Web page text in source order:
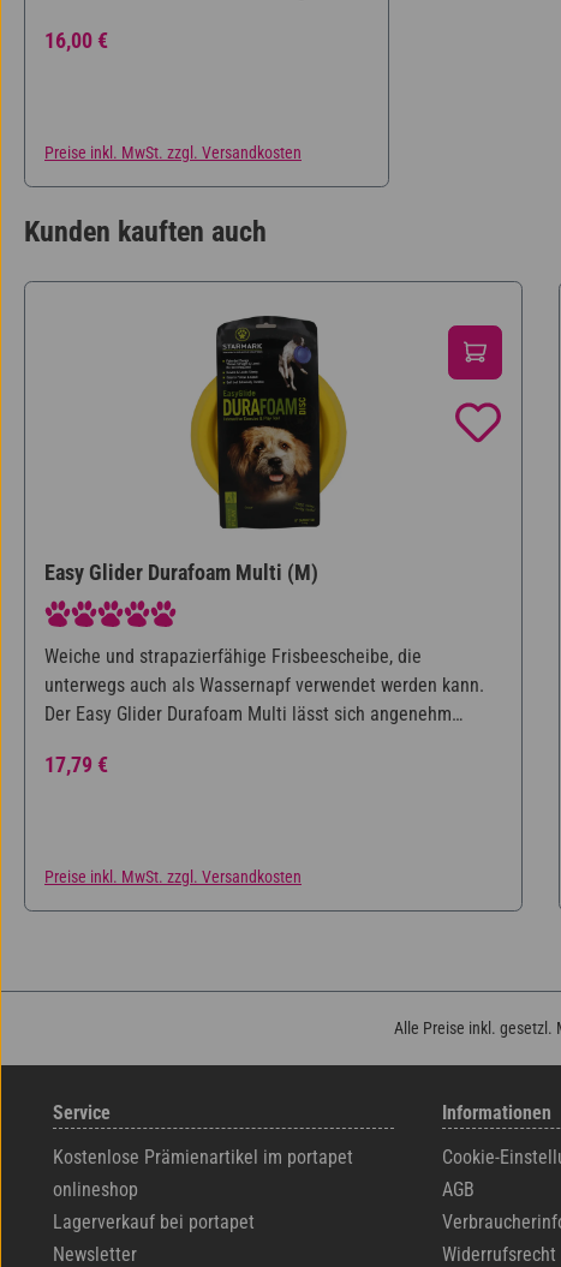
für kleine Hunde. Bei Zerrspielen schont
Hundehalters. Zusätzlich ist das
Spielzeug schwimmfest, lebensmittelecht
und spülmaschinenfest.
Regulärer Preis:
16,00 €
Preise inkl. MwSt. zzgl. Versandkosten
Kunden kauften auch
Easy Glider Durafoam Multi (M)
Durchschnittliche Bewertung von 5 von 5 Sternen
Weiche und strapazierfähige Frisbeescheibe, die
unterwegs auch als Wassernapf verwendet werden kann.
Der Easy Glider Durafoam Multi lässt sich angenehm
zahnreinigender Wirkung. In zwei Größen erhältlich.
Regulärer Preis:
17,79 €
Preise inkl. MwSt. zzgl. Versandkosten
Alle Preise inkl. gesetzl.
Service
Kostenlose Prämienartikel im portapet
onlineshop
Lagerverkauf bei portapet
Newsletter
Informationen
Cookie-
AGB
Widerrufsrecht